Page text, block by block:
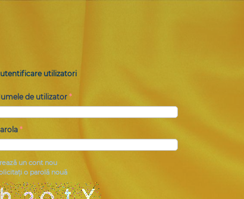
utilizatori
de utilizator *
*
un cont nou
o parolă nouă